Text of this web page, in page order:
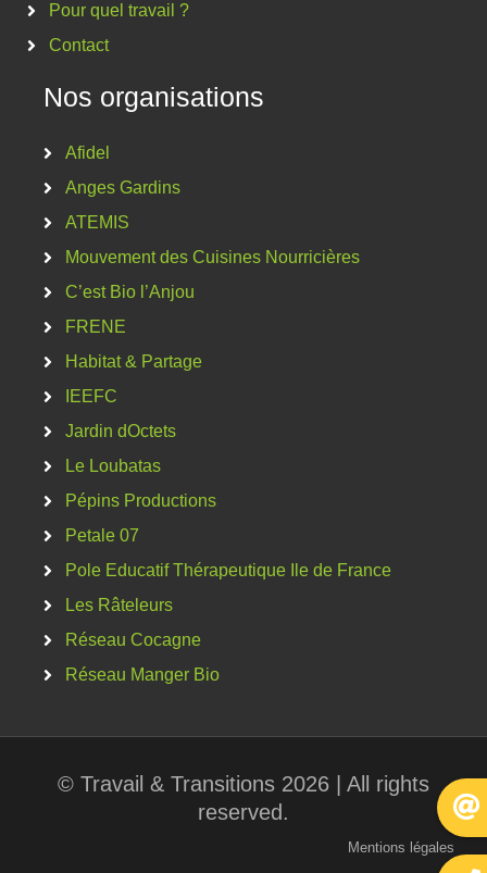
Pour quel travail ?
Contact
Nos organisations
Afidel
Anges Gardins
ATEMIS
Mouvement des Cuisines Nourricières
C’est Bio l’Anjou
FRENE
Habitat & Partage
IEEFC
Jardin dOctets
Le Loubatas
Pépins Productions
Petale 07
Pole Educatif Thérapeutique Ile de France
Les Râteleurs
Réseau Cocagne
Réseau Manger Bio
© Travail & Transitions 2026 | All rights
reserved.
Mentions légales